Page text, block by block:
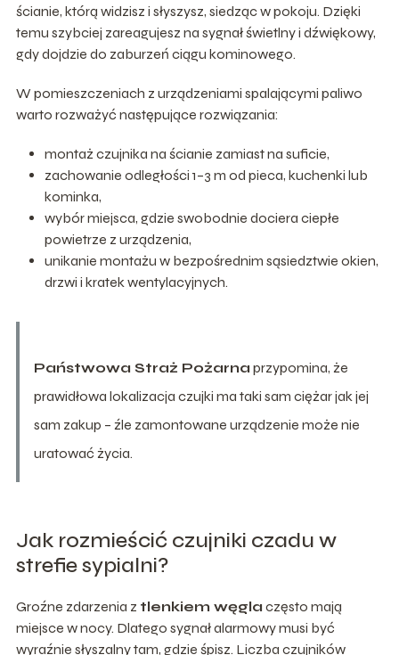
ścianie, którą widzisz i słyszysz, siedząc w pokoju. Dzięki
temu szybciej zareagujesz na sygnał świetlny i dźwiękowy,
gdy dojdzie do zaburzeń ciągu kominowego.
W pomieszczeniach z urządzeniami spalającymi paliwo
warto rozważyć następujące rozwiązania:
montaż czujnika na ścianie zamiast na suficie,
zachowanie odległości 1–3 m od pieca, kuchenki lub
kominka,
wybór miejsca, gdzie swobodnie dociera ciepłe
powietrze z urządzenia,
unikanie montażu w bezpośrednim sąsiedztwie okien,
drzwi i kratek wentylacyjnych.
Państwowa Straż Pożarna przypomina, że
prawidłowa lokalizacja czujki ma taki sam ciężar jak jej
sam zakup – źle zamontowane urządzenie może nie
uratować życia.
Jak rozmieścić czujniki czadu w
strefie sypialni?
Groźne zdarzenia z tlenkiem węgla często mają
miejsce w nocy. Dlatego sygnał alarmowy musi być
wyraźnie słyszalny tam, gdzie śpisz. Liczba czujników